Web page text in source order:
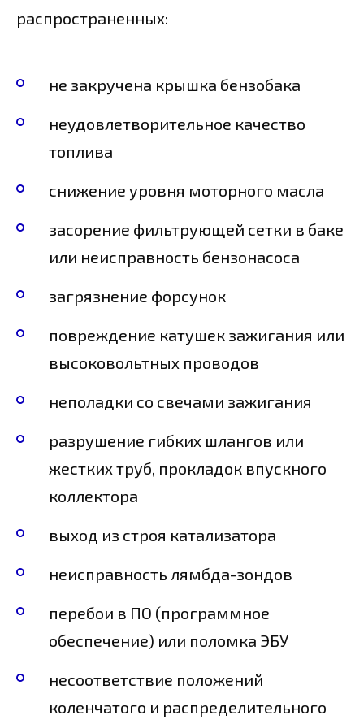
распространенных:
не закручена крышка бензобака
неудовлетворительное качество
топлива
снижение уровня моторного масла
засорение фильтрующей сетки в баке
или неисправность бензонасоса
загрязнение форсунок
повреждение катушек зажигания или
высоковольтных проводов
неполадки со свечами зажигания
разрушение гибких шлангов или
жестких труб, прокладок впускного
коллектора
выход из строя катализатора
неисправность лямбда-зондов
перебои в ПО (программное
обеспечение) или поломка ЭБУ
несоответствие положений
коленчатого и распределительного